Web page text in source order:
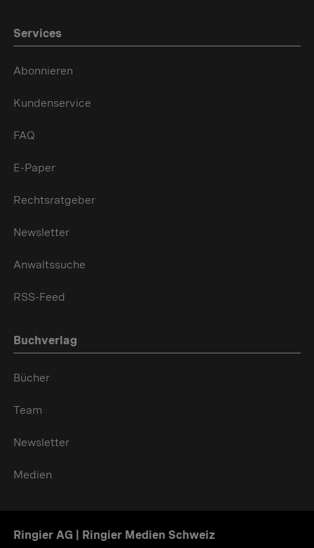
Services
Abonnieren
Kundenservice
FAQ
E-Paper
Rechtsratgeber
Newsletter
Anwaltssuche
RSS-Feed
Buchverlag
Bücher
Team
Newsletter
Medien
Ringier AG | Ringier Medien Schweiz